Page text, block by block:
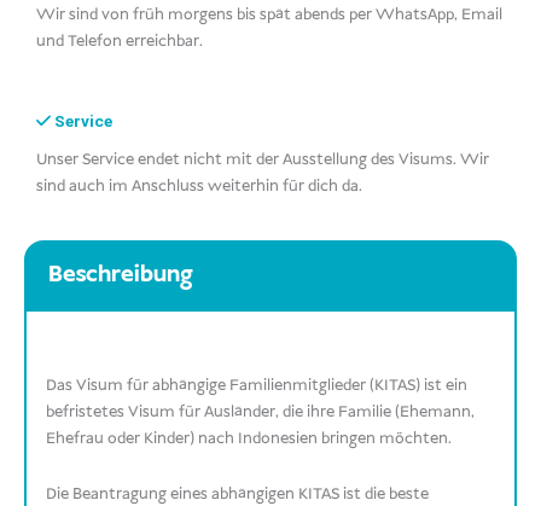
Wir sind von früh morgens bis spät abends per WhatsApp, Email
und Telefon erreichbar.
Service
Unser Service endet nicht mit der Ausstellung des Visums. Wir
sind auch im Anschluss weiterhin für dich da.
Beschreibung
Das Visum für abhängige Familienmitglieder (KITAS) ist ein
befristetes Visum für Ausländer, die ihre Familie (Ehemann,
Ehefrau oder Kinder) nach Indonesien bringen möchten.
Die Beantragung eines abhängigen KITAS ist die beste